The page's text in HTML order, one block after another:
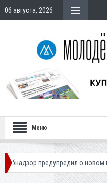
06 августа, 2026
Меню
предупредил о новом пике